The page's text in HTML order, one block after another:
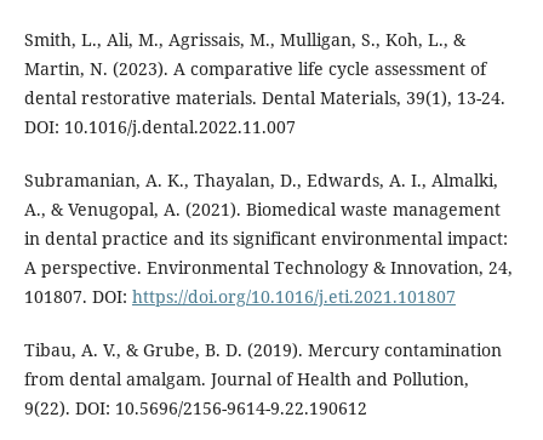
Smith, L., Ali, M., Agrissais, M., Mulligan, S., Koh, L., &
Martin, N. (2023). A comparative life cycle assessment of
dental restorative materials. Dental Materials, 39(1), 13-24.
DOI: 10.1016/j.dental.2022.11.007
Subramanian, A. K., Thayalan, D., Edwards, A. I., Almalki,
A., & Venugopal, A. (2021). Biomedical waste management
in dental practice and its significant environmental impact:
A perspective. Environmental Technology & Innovation, 24,
101807. DOI: https://doi.org/10.1016/j.eti.2021.101807
Tibau, A. V., & Grube, B. D. (2019). Mercury contamination
from dental amalgam. Journal of Health and Pollution,
9(22). DOI: 10.5696/2156-9614-9.22.190612